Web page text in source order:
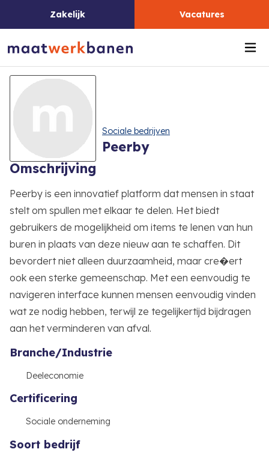
Zakelijk Vacatures
Sociale bedrijven
Peerby
Omschrijving
Peerby is een innovatief platform dat mensen in staat
stelt om spullen met elkaar te delen. Het biedt
gebruikers de mogelijkheid om items te lenen van hun
buren in plaats van deze nieuw aan te schaffen. Dit
bevordert niet alleen duurzaamheid, maar cre�ert
ook een sterke gemeenschap. Met een eenvoudig te
navigeren interface kunnen mensen eenvoudig vinden
wat ze nodig hebben, terwijl ze tegelijkertijd bijdragen
aan het verminderen van afval.
Branche/Industrie
Deeleconomie
Certificering
Sociale onderneming
Soort bedrijf